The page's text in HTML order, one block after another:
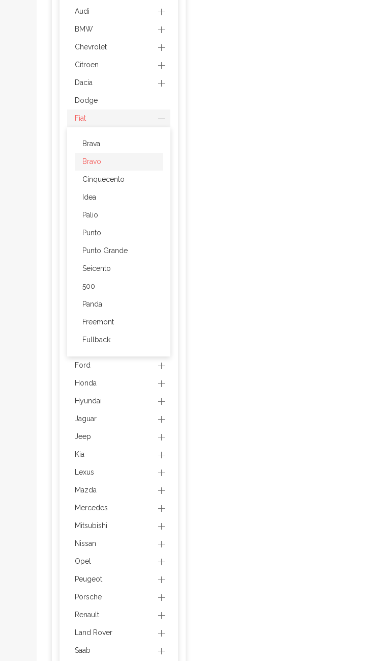
Audi
BMW
Chevrolet
Citroen
Dacia
Dodge
Fiat
Brava
Bravo
Cinquecento
Idea
Palio
Punto
Punto Grande
Seicento
500
Panda
Freemont
Fullback
Ford
Honda
Hyundai
Jaguar
Jeep
Kia
Lexus
Mazda
Mercedes
Mitsubishi
Nissan
Opel
Peugeot
Porsche
Renault
Land Rover
Saab